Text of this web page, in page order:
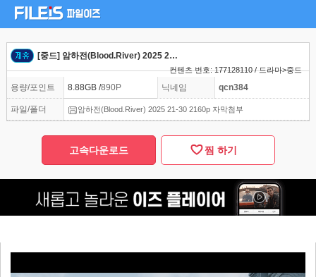
[중드] 암하전(Blood.River) 2025 21-30 2160p 자막첨부
컨텐츠 번호: 177128110 / 드라마>중드
용량/포인트 8.88GB /890P 닉네임 qcn384
파일/폴더 암하전(Blood.River) 2025 21-30 2160p 자막첨부
고속다운로드 찜 하기